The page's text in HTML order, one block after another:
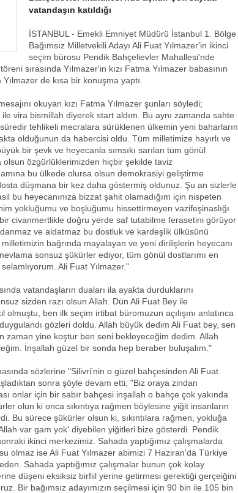
vatandaşın katıldığı
İSTANBUL - Emekli Emniyet Müdürü İstanbul 1. Bölge
Bağımsız Milletvekili Adayı Ali Fuat Yılmazer'in ikinci
seçim bürosu Pendik Bahçelievler Mahallesi'nde
sırasında Yılmazer'in kızı Fatma Yılmazer babasının
de kısa bir konuşma yaptı.
okuyan kızı Fatma Yılmazer şunları söyledi;
vira bismillah diyerek start aldım. Bu aynı zamanda sahte
tehlikeli mecralara sürüklenen ülkemin yeni baharların
olduğunun da habercisi oldu. Tüm milletimize hayırlı ve
bir şevk ve heyecanla sımsıkı sarılan tüm gönül
özgürlüklerimizden hiçbir şekilde taviz
bu ülkede olursa olsun demokrasiyi geliştirme
düşmana bir kez daha göstermiş oldunuz. Şu an sizlerle
bu heyecanınıza bizzat şahit olamadığım için nispeten
yokluğumu ve boşluğumu hissettirmeyen vazifeşinaslığı
civanmertlikle doğru yerde saf tutabilme ferasetini görüyor
ve aldatmaz bu dostluk ve kardeşlik ülküsünü
bağrında mayalayan ve yeni dirilişlerin heyecanı
sonsuz şükürler ediyor, tüm gönül dostlarımı en
Ali Fuat Yılmazer."
vatandaşların duaları ila ayakta durduklarını
sizden razı olsun Allah. Dün Ali Fuat Bey ile
ben ilk seçim irtibat büromuzun açılışını anlatınca
gözleri doldu. Allah büyük dedim Ali Fuat bey, sen
zaman yine koştur ben seni bekleyeceğim dedim. Allah
İnşallah güzel bir sonda hep beraber buluşalım."
sözlerine "Silivri'nin o güzel bahçesinden Ali Fuat
sonra şöyle devam etti; "Biz oraya zindan
onlar için bir sabır bahçesi inşallah o bahçe çok yakında
olun ki onca sıkıntıya rağmen böylesine yiğit insanların
Bu sürece şükürler olsun ki, sıkıntılara rağmen, yokluğa
var gam yok' diyebilen yiğitleri bize gösterdi. Pendik
ikinci merkezimiz. Sahada yaptığımız çalışmalarda
olmaz ise Ali Fuat Yılmazer abimizi 7 Haziran'da Türkiye
Sahada yaptığımız çalışmalar bunun çok kolay
düşeni eksiksiz birfiil yerine getirmesi gerektiği gerçeiğini
Bir bağımsız adayımızın seçilmesi için 90 bin ile 105 bin